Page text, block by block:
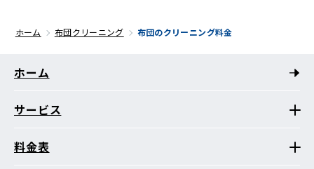
ホーム 布団クリーニング 布団のクリーニング料金
ホーム
サービス
料金表